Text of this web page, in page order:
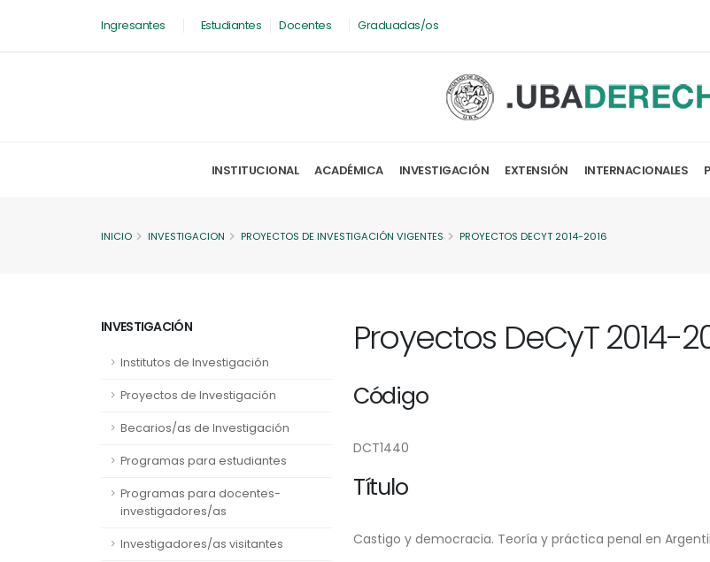
Ingresantes Estudiantes Docentes Graduadas/os
INSTITUCIONAL ACADÉMICA INVESTIGACIÓN EXTENSIÓN INTERNACIONALES
INICIO INVESTIGACION PROYECTOS DE INVESTIGACIÓN VIGENTES PROYECTOS DECYT 2014-2016
INVESTIGACIÓN
Institutos de Investigación
Proyectos de Investigación
Becarios/as de Investigación
Programas para estudiantes
Programas para docentes-
investigadores/as
Investigadores/as visitantes
Proyectos DeCyT 2014-
Código
DCT1440
Título
Castigo y democracia. Teoría y práctica penal en